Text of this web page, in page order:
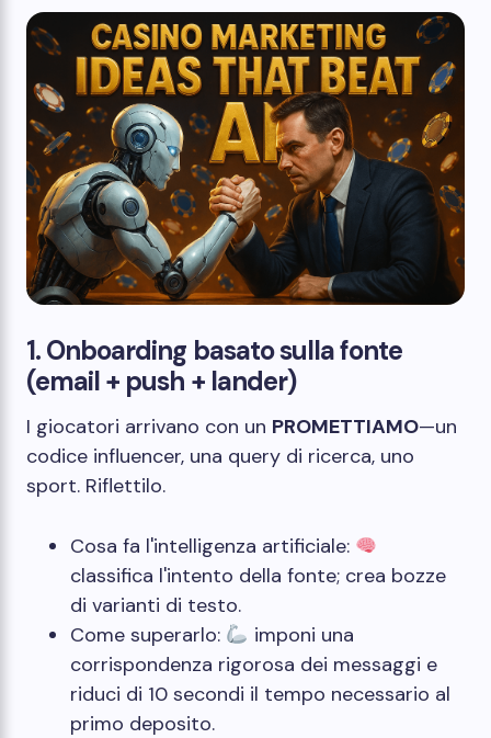
1. Onboarding basato sulla fonte
(email + push + lander)
I giocatori arrivano con un PROMETTIAMO—un
codice influencer, una query di ricerca, uno
sport. Riflettilo.
Cosa fa l'intelligenza artificiale:
classifica l'intento della fonte; crea bozze
di varianti di testo.
Come superarlo:
imponi una
corrispondenza rigorosa dei messaggi e
riduci di 10 secondi il tempo necessario al
primo deposito.